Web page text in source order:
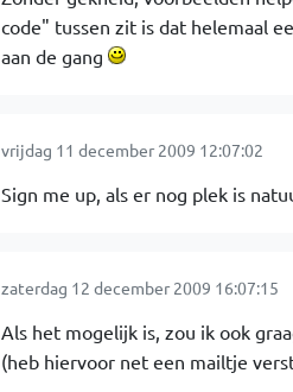
code" tussen zit is dat helemaal
aan de gang
vrijdag 11 december 2009 12:07:02
Sign me up, als er nog plek is
zaterdag 12 december 2009 16:07:15
Als het mogelijk is, zou ik ook
(heb hiervoor net een mailtje